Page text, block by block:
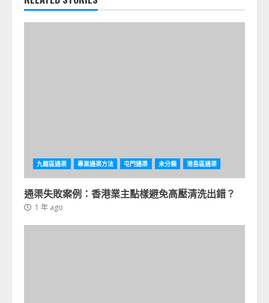
九龍區通渠 專業通渠方法 屯門通渠 未分類 港島區通渠
通渠失敗案例：香港業主點樣避免高壓清洗出錯？
1 年 ago